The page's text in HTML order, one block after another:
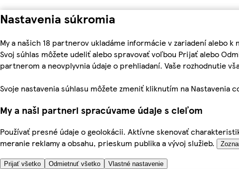
Nastavenia súkromia
My a našich 18 partnerov ukladáme informácie v zariadení alebo
Svoj súhlas môžete udeliť alebo spravovať voľbou Prijať alebo
partnerom a neovplyvnia údaje o prehliadaní. Vaše rozhodnutie
Svoje nastavenia súhlasu môžete zmeniť kliknutím na Nastavenia
My a naši partneri spracúvame údaje s cieľom
Používať presné údaje o geolokácii. Aktívne skenovať
meranie reklamy a obsahu, prieskum publika a vývoj služieb.
Prijať všetko Odmietnuť všetko Vlastné nastavenie